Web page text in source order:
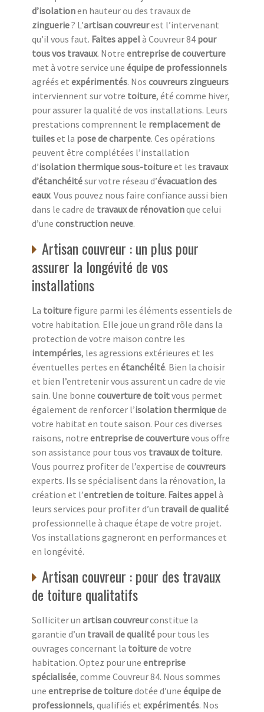
d’isolationen hauteur ou des travaux de
zinguerie? L’artisan couvreurest l’intervenant
qu’il vous faut. Faites appelà Couvreur 84 pour
tous vos travaux. Notre entreprise de couverture
met à votre service une équipe de professionnels
agréés et expérimentés. Nos couvreurs zingueurs
interviennent sur votre toiture, été comme hiver,
pour assurer la qualité de vos installations. Leurs
prestations comprennent le remplacement de
tuileset la pose de charpente. Ces opérations
peuvent être complétées l’installation
d’isolation thermique sous-toitureet les travaux
d’étanchéitésur votre réseau d’évacuation des
eaux. Vous pouvez nous faire confiance aussi bien
dans le cadre de travaux de rénovationque celui
d’une construction neuve.
Artisan couvreur : un plus pour
assurer la longévité de vos
installations
La toiture figure parmi les éléments essentiels de
votre habitation. Elle joue un grand rôle dans la
protection de votre maison contre les
intempéries, les agressions extérieures et les
éventuelles pertes en étanchéité. Bien la choisir
et bien l’entretenir vous assurent un cadre de vie
sain. Une bonne couverture de toitvous permet
également de renforcer l’isolation thermiquede
votre habitat en toute saison. Pour ces diverses
raisons, notre entreprise de couverturevous offre
son assistance pour tous vos travaux de toiture.
Vous pourrez profiter de l’expertise de couvreurs
experts. Ils se spécialisent dans la rénovation, la
création et l’entretien de toiture. Faites appelà
leurs services pour profiter d’un travail de qualité
professionnelle à chaque étape de votre projet.
Vos installations gagneront en performances et
en longévité.
Artisan couvreur : pour des travaux
de toiture qualitatifs
Solliciter un artisan couvreurconstitue la
garantie d’un travail de qualité pour tous les
ouvrages concernant la toiturede votre
habitation. Optez pour une entreprise
spécialisée, comme Couvreur 84. Nous sommes
une entreprise de toituredotée d’une équipe de
professionnels, qualifiés et expérimentés. Nos